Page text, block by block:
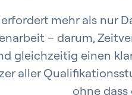
mehr als nur
– darum,
gleichzeitig einen
aller
ohne